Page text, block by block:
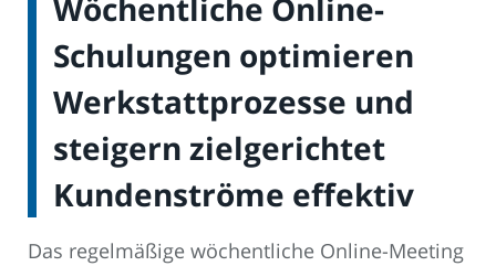
Wöchentliche Online-
Schulungen optimieren
Werkstattprozesse und
steigern zielgerichtet
Kundenströme effektiv
Das regelmäßige wöchentliche Online-Meeting